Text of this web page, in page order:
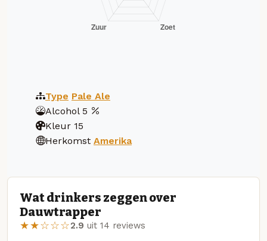
Type Pale Ale
Alcohol 5
Kleur 15
Herkomst Amerika
Wat drinkers zeggen over
Dauwtrapper
★★☆☆☆2.9 uit 14 reviews